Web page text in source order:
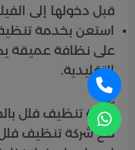
قبل دخولها إلى
استعن بخدمة تنظيف
على نظافة عميقة
التقليدية.
شركة تنظيف فلل